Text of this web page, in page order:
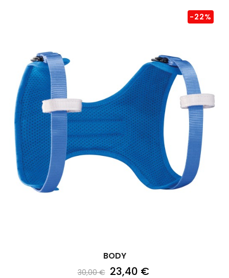
BODY
30,00 €
-22%
23,40 €